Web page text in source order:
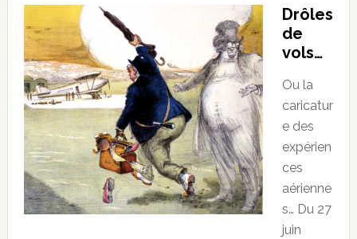
Drôles
de
vols…
Ou la
caricatur
e des
expérien
ces
aérienne
s… Du 27
juin